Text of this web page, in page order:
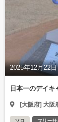
2025年12月22日
日本一のデイキ
[大阪府] 大阪
ソロ フリーサ